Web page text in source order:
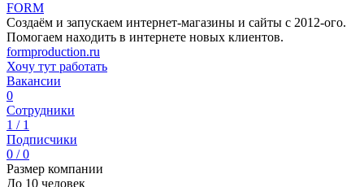
FORM
Создаём и запускаем интернет-магазины и сайты с 2012-ого.
Помогаем находить в интернете новых клиентов.
formproduction.ru
Хочу тут работать
Вакансии
0
Сотрудники
1 / 1
Подписчики
0 / 0
Размер компании
До 10 человек